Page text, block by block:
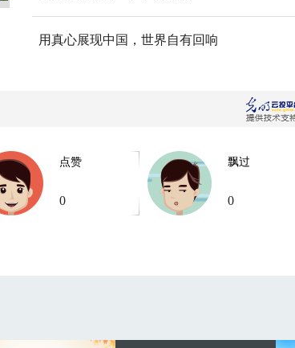
用真心展现中国，世界自有回响
点赞
0
飘过
0